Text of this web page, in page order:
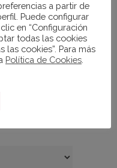
a partir de
Puede configurar
en “Configuración
todas las cookies
las cookies”. Para más
Política de Cookies